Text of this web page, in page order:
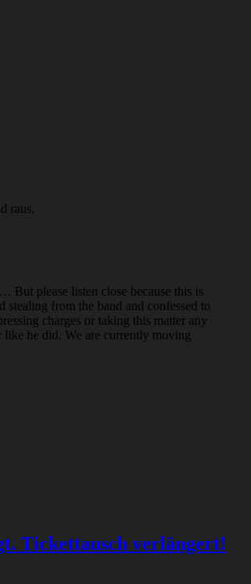
raus.
But please listen close because this is
from the band and confessed to
charges or taking this matter any
he did. We are currently moving
Tickettausch verlängert!